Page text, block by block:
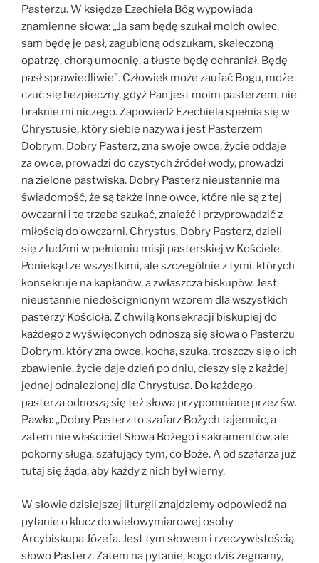
Pasterzu. W księdze Ezechiela Bóg wypowiada
znamienne słowa: „Ja sam będę szukał moich owiec,
sam będę je pasł, zagubioną odszukam, skaleczoną
opatrzę, chorą umocnię, a tłuste będę ochraniał. Będę
pasł sprawiedliwie”. Człowiek może zaufać Bogu, może
czuć się bezpieczny, gdyż Pan jest moim pasterzem, nie
braknie mi niczego. Zapowiedź Ezechiela spełnia się w
Chrystusie, który siebie nazywa i jest Pasterzem
Dobrym. Dobry Pasterz, zna swoje owce, życie oddaje
za owce, prowadzi do czystych źródeł wody, prowadzi
na zielone pastwiska. Dobry Pasterz nieustannie ma
świadomość, że są także inne owce, które nie są z tej
owczarni i te trzeba szukać, znaleźć i przyprowadzić z
miłością do owczarni. Chrystus, Dobry Pasterz, dzieli
się z ludźmi w pełnieniu misji pasterskiej w Kościele.
Poniekąd ze wszystkimi, ale szczególnie z tymi, których
konsekruje na kapłanów, a zwłaszcza biskupów. Jest
nieustannie niedoścignionym wzorem dla wszystkich
pasterzy Kościoła. Z chwilą konsekracji biskupiej do
każdego z wyświęconych odnoszą się słowa o Pasterzu
Dobrym, który zna owce, kocha, szuka, troszczy się o ich
zbawienie, życie daje dzień po dniu, cieszy się z każdej
jednej odnalezionej dla Chrystusa. Do każdego
pasterza odnoszą się też słowa przypomniane przez św.
Pawła: „Dobry Pasterz to szafarz Bożych tajemnic, a
zatem nie właściciel Słowa Bożego i sakramentów, ale
pokorny sługa, szafujący tym, co Boże. A od szafarza już
tutaj się żąda, aby każdy z nich był wierny.
W słowie dzisiejszej liturgii znajdziemy odpowiedź na
pytanie o klucz do wielowymiarowej osoby
Arcybiskupa Józefa. Jest tym słowem i rzeczywistością
słowo Pasterz. Zatem na pytanie, kogo dziś żegnamy,